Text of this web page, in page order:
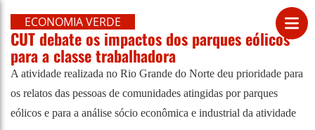
ECONOMIA VERDE
CUT debate os impactos dos parques eólicos
para a classe trabalhadora
A atividade realizada no Rio Grande do Norte deu prioridade para
os relatos das pessoas de comunidades atingidas por parques
eólicos e para a análise sócio econômica e industrial da atividade